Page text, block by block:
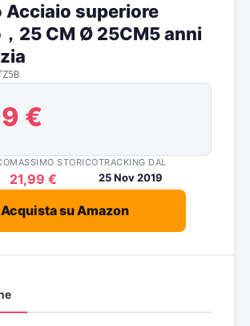
Acciaio superiore
25 CM Ø 25CM5 anni
€
MASSIMO STORICO
21,99 €
TRACKING DAL
25 Nov 2019
Acquista su Amazon